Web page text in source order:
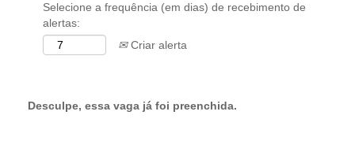
Selecione a frequência (em dias) de recebimento de
alertas:
Criar alerta
Desculpe, essa vaga já foi preenchida.